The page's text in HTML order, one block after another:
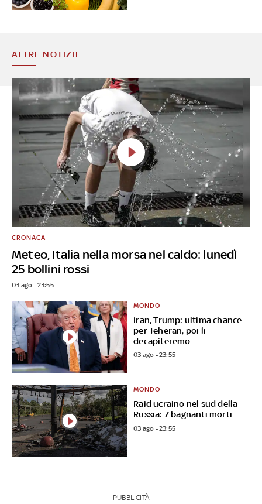
ALTRE NOTIZIE
Meteo, Italia nella morsa nel caldo: lunedì
25 bollini rossi
CRONACA
03 ago - 23:55
Iran, Trump: ultima chance
per Teheran, poi li
decapiteremo
MONDO
03 ago - 23:55
Raid ucraino nel sud della
Russia: 7 bagnanti morti
MONDO
03 ago - 23:55
PUBBLICITÀ